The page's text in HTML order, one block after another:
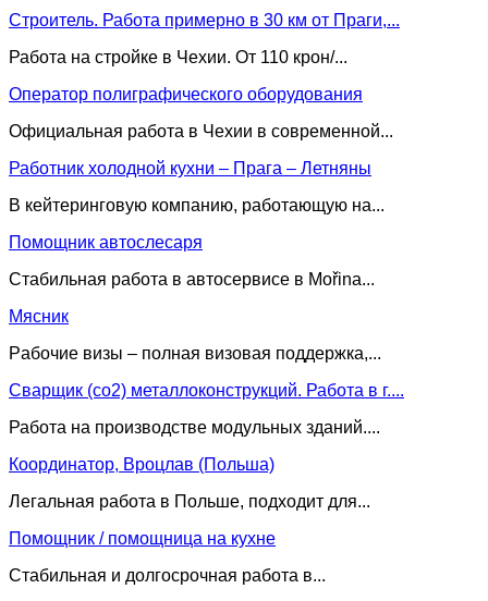
Строитель. Работа примерно в 30 км от Праги,...
Работа на стройке в Чехии. От 110 крон/...
Оператор полиграфического оборудования
Официальная работа в Чехии в современной...
Работник холодной кухни – Прага – Летняны
В кейтеринговую компанию, работающую на...
Помощник автослесаря
Стабильная работа в автосервисе в Mořina...
Мясник
Pабочие визы – полная визовая поддержка,...
Сварщик (co2) металлоконструкций. Работа в г....
Работа на производстве модульных зданий....
Координатор, Вроцлав (Польша)
Легальная работа в Польше, подходит для...
Помощник / помощница на кухне
Стабильная и долгосрочная работа в...